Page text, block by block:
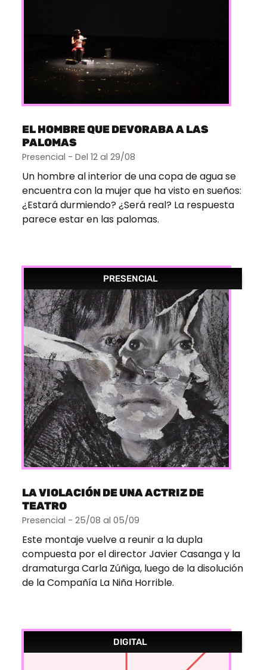
EL HOMBRE QUE DEVORABA A LAS
PALOMAS
Presencial - Del 12 al 29/08
Un hombre al interior de una copa de agua se
encuentra con la mujer que ha visto en sueños:
¿Estará durmiendo? ¿Será real? La respuesta
parece estar en las palomas.
PRESENCIAL
LA VIOLACIÓN DE UNA ACTRIZ DE
TEATRO
Presencial - 25/08 al 05/09
Este montaje vuelve a reunir a la dupla
compuesta por el director Javier Casanga y la
dramaturga Carla Zúñiga, luego de la disolución
de la Compañía La Niña Horrible.
DIGITAL